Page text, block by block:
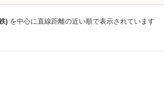
) を中心に直線距離の近い順で表示されています
松ヶ丘ファミリークリニック
山﨑 將人院長取材記事